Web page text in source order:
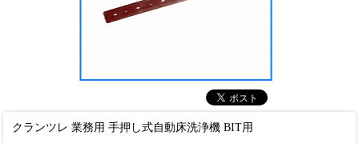
クランツレ 業務用 手押し式自動床洗浄機 BIT用